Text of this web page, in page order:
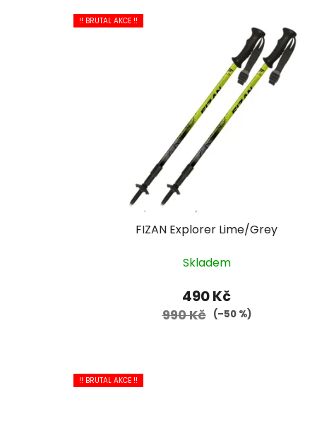
!! BRUTAL AKCE !!
FIZAN Explorer Lime/Grey
Skladem
490 Kč
990 Kč (–50 %)
!! BRUTAL AKCE !!